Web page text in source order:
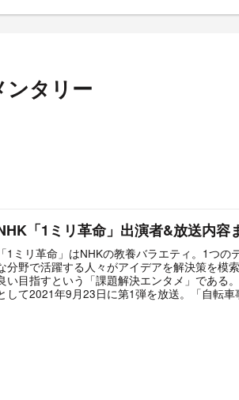
ンタリー
「1ミリ革命」出演者&放送内容
「1ミリ革命」はNHKの教養バラエティ。1つの
分野で活躍する人々がアイデアを解決策を模
い目指すという「課題解決エンタメ」である
して2021年9月23日に第1弾を放送。「自転